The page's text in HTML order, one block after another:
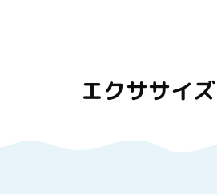
エクササイ